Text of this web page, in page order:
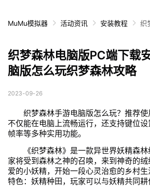
MuMu模拟器 活动资讯 安装教程
织
织梦森林电脑版PC端下载
脑版怎么玩织梦森林攻略
2023-09-26
织梦森林手游电脑版怎么玩？推荐使
不仅能在电脑上流畅运行，还支持键位
帧率等多种实用功能。
《织梦森林》是一款异世界妖精森
家将受到森林之神的召唤，来到神奇的
爱的小妖精，开始一段心灵治愈的乡村
特色：妖精种田，玩家可以与妖精共同